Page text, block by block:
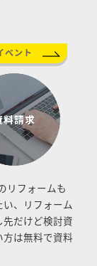
ベント
リフォームも
い、リフォーム
先だけど検討資
は無料で資料